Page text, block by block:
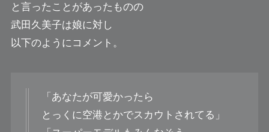
と言ったことがあったものの
武田久美子は娘に対し
以下のようにコメント。
「あなたが可愛かったら
とっくに空港とかでスカウトされてる」